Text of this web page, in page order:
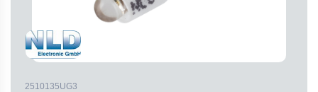
2510135UG3